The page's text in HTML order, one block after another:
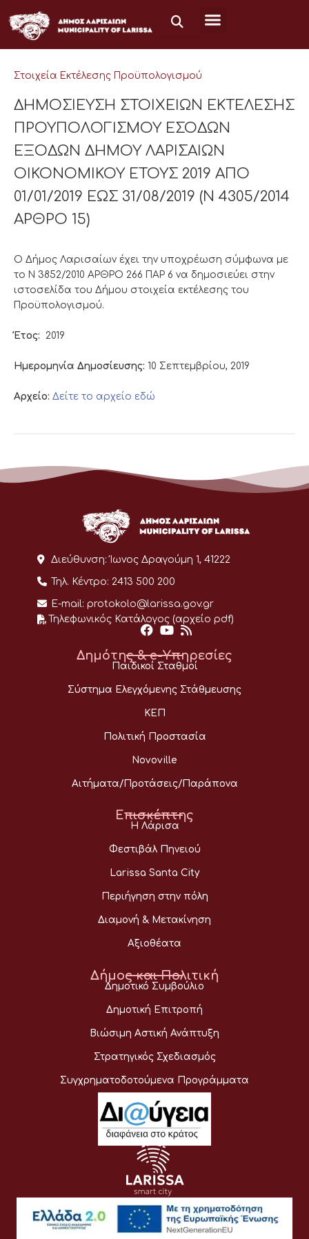
στο
περιεχόμενο
Στοιχεία Εκτέλεσης Προϋπολογισμού
ΔΗΜΟΣΙΕΥΣΗ ΣΤΟΙΧΕΙΩΝ ΕΚΤΕΛΕΣΗΣ
ΠΡΟΥΠΟΛΟΓΙΣΜΟΥ ΕΣΟΔΩΝ
ΕΞΟΔΩΝ ΔΗΜΟΥ ΛΑΡΙΣΑΙΩΝ
ΟΙΚΟΝΟΜΙΚΟΥ ΕΤΟΥΣ 2019 ΑΠΟ
01/01/2019 ΕΩΣ 31/08/2019 (Ν 4305/2014
ΑΡΘΡΟ 15)
Ο Δήμος Λαρισαίων έχει την υποχρέωση σύμφωνα με
το Ν 3852/2010 ΑΡΘΡΟ 266 ΠΑΡ 6 να δημοσιεύει στην
ιστοσελίδα του Δήμου στοιχεία εκτέλεσης του
Προϋπολογισμού.
Έτος: 2019
Ημερομηνία Δημοσίευσης: 10 Σεπτεμβρίου, 2019
Αρχείο: Δείτε το αρχείο εδώ
Διεύθυνση: Ίωνος Δραγούμη 1, 41222
Τηλ. Κέντρο: 2413 500 200
E-mail: protokolo@larissa.gov.gr
Τηλεφωνικός Κατάλογος (αρχείο pdf)
Δημότης & e-Υπηρεσίες
Παιδικοί Σταθμοί
Σύστημα Ελεγχόμενης Στάθμευσης
ΚΕΠ
Πολιτική Προστασία
Novoville
Αιτήματα/Προτάσεις/Παράπονα
Επισκέπτης
Η Λάρισα
Φεστιβάλ Πηνειού
Larissa Santa City
Περιήγηση στην πόλη
Διαμονή & Μετακίνηση
Αξιοθέατα
Δήμος και Πολιτική
Δημοτικό Συμβούλιο
Δημοτική Επιτροπή
Βιώσιμη Αστική Ανάπτυξη
Στρατηγικός Σχεδιασμός
Συγχρηματοδοτούμενα Προγράμματα